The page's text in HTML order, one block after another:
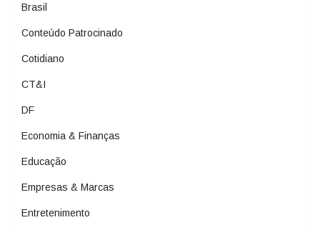
Brasil
Conteúdo Patrocinado
Cotidiano
CT&I
DF
Economia & Finanças
Educação
Empresas & Marcas
Entretenimento